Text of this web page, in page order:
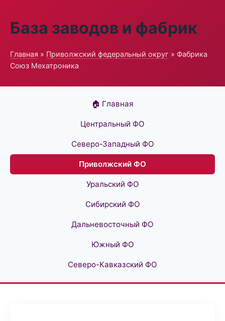
База заводов и фабрик
Главная » Приволжский федеральный округ » Фабрика
Союз Мехатроника
🏠 Главная
Центральный ФО
Северо-Западный ФО
Приволжский ФО
Уральский ФО
Сибирский ФО
Дальневосточный ФО
Южный ФО
Северо-Кавказский ФО